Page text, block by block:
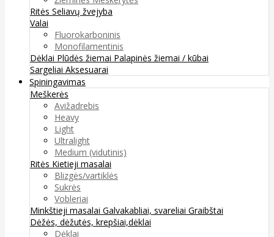
Ritės Seliavų žvejyba
Valai
Fluorokarboninis
Monofilamentinis
Dėklai Plūdės žiemai Palapinės žiemai / kūbai
Sargeliai Aksesuarai
Spiningavimas
Meškerės
Avižadrebis
Heavy
Light
Ultralight
Medium (vidutinis)
Ritės Kietieji masalai
Blizgės/vartiklės
Sukrės
Vobleriai
Minkštieji masalai Galvakabliai, svareliai Graibštai
Dėžės, dėžutės, krepšiai,dėklai
Dėklai